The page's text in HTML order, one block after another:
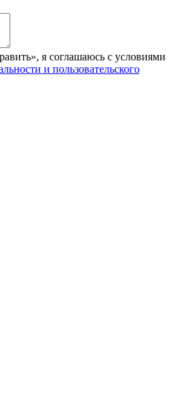
я соглашаюсь с условиями
и пользовательского